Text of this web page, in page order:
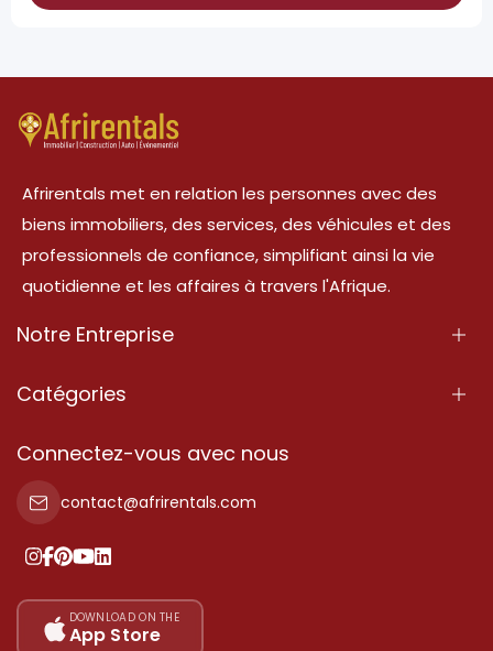
Afrirentals met en relation les personnes avec des
biens immobiliers, des services, des véhicules et des
professionnels de confiance, simplifiant ainsi la vie
quotidienne et les affaires à travers l'Afrique.
Notre Entreprise
À Propos
Conditions d'Utilisation
Politique de Confidentialité
Nos tarifs
Plan du site
Catégories
Propriété
Propriété à vendre
Propriété à louer
Ajoutez votre témoignage
Connectez-vous avec nous
contact@afrirentals.com
DOWNLOAD ON THE
App Store